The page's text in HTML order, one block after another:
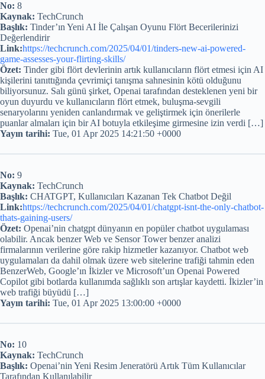
No: 8
Kaynak: TechCrunch
Başlık: Tinder’ın Yeni AI İle Çalışan Oyunu Flört Becerilerinizi
Değerlendirir
Link:https://techcrunch.com/2025/04/01/tinders-new-ai-powered-
game-assesses-your-flirting-skills/
Özet: Tinder gibi flört devlerinin artık kullanıcıların flört etmesi için AI
kişilerini tanıttığında çevrimiçi tanışma sahnesinin kötü olduğunu
biliyorsunuz. Salı günü şirket, Openai tarafından desteklenen yeni bir
oyun duyurdu ve kullanıcıların flört etmek, buluşma-sevgili
senaryolarını yeniden canlandırmak ve geliştirmek için önerilerle
puanlar almaları için bir AI botuyla etkileşime girmesine izin verdi […]
Yayın tarihi: Tue, 01 Apr 2025 14:21:50 +0000
No: 9
Kaynak: TechCrunch
Başlık: CHATGPT, Kullanıcıları Kazanan Tek Chatbot Değil
Link:https://techcrunch.com/2025/04/01/chatgpt-isnt-the-only-chatbot-
thats-gaining-users/
Özet: Openai’nin chatgpt dünyanın en popüler chatbot uygulaması
olabilir. Ancak benzer Web ve Sensor Tower benzer analizi
firmalarının verilerine göre rakip hizmetler kazanıyor. Chatbot web
uygulamaları da dahil olmak üzere web sitelerine trafiği tahmin eden
BenzerWeb, Google’ın İkizler ve Microsoft’un Openai Powered
Copilot gibi botlarda kullanımda sağlıklı son artışlar kaydetti. İkizler’in
web trafiği büyüdü […]
Yayın tarihi: Tue, 01 Apr 2025 13:00:00 +0000
No: 10
Kaynak: TechCrunch
Başlık: Openai’nin Yeni Resim Jeneratörü Artık Tüm Kullanıcılar
Tarafından Kullanılabilir